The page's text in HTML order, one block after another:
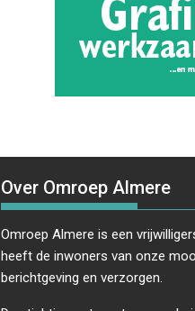
Over Omroep Almere
Omroep Almere is een
heeft de inwoners van onze
berichtgeving en verzorgen.